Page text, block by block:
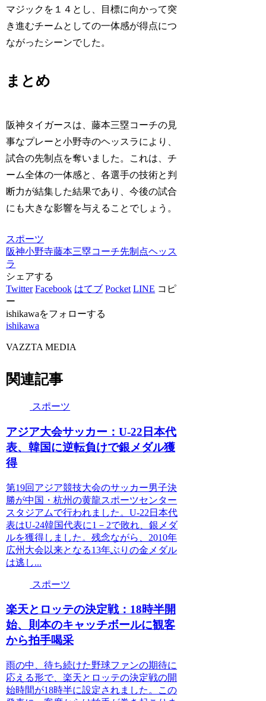
マジックを１４とし、目標に向かって突
き進むチームとしての一体感が得点につ
ながったシーンでした。
まとめ
阪神タイガースは、藤本三塁コーチの見
事なプレーと小野寺のヘッスラにより、
試合の先制点を奪いました。これは、チ
ーム全体の一体感と、各選手の技術と判
断力が結集した結果であり、今後の試合
にも大きな影響を与えることでしょう。
スポーツ
阪神小野寺藤本三塁コーチ先制点ヘッス
ラ
シェアする
Twitter Facebook はてブ Pocket LINE コピ
ー
ishikawaをフォローする
ishikawa
VAZZTA MEDIA
関連記事
スポーツ
アジア大会サッカー：U-22日本代
表、韓国に逆転負けで銀メダル獲
得
第19回アジア競技大会のサッカー男子決
勝が中国・杭州の黄龍スポーツセンター
スタジアムで行われました。U-22日本代
表はU-24韓国代表に1－2で敗れ、銀メダ
ルを獲得しました。残念ながら、2010年
広州大会以来となる13年ぶりの金メダル
は逃し...
スポーツ
楽天とロッテの決定戦：18時半開
始、則本のキャッチボールに観客
から拍手喝采
雨の中、待ち続けた野球ファンの期待に
応える形で、楽天とロッテの決定戦の開
始時間が18時半に設定されました。この